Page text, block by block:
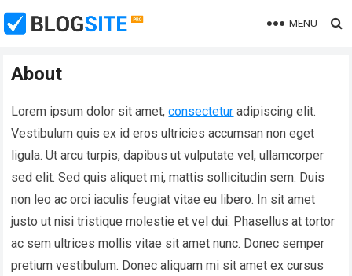
MENU
About
Lorem ipsum dolor sit amet,consectetur adipiscing elit.
Vestibulum quis ex id eros ultricies accumsan non eget
ligula. Ut arcu turpis, dapibus ut vulputate vel, ullamcorper
sed elit. Sed quis aliquet mi, mattis sollicitudin sem. Duis
non leo ac orci iaculis feugiat vitae eu libero. In sit amet
justo ut nisi tristique molestie et vel dui. Phasellus at tortor
ac sem ultrices mollis vitae sit amet nunc. Donec semper
pretium vestibulum. Donec aliquam mi sit amet ex cursus